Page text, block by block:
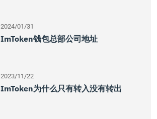
2024/01/31
ImToken钱包总部公司地址
2023/11/22
ImToken为什么只有转入没有转出